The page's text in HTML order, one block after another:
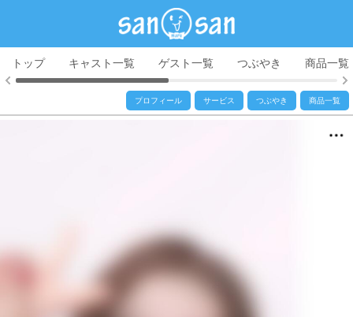
トップ キャスト一覧 ゲスト一覧 つぶやき 商品一覧
プロフィール サービス つぶやき 商品一覧